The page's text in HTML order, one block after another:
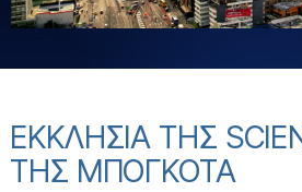
ΕΚΚΛΗΣΙΑ ΤΗΣ
ΤΗΣ ΜΠΟΓΚΟΤΑ